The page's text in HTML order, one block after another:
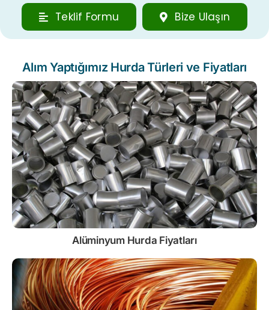
Teklif Formu Bize Ulaşın
Alım Yaptığımız Hurda Türleri ve Fiyatları
Alüminyum Hurda Fiyatları